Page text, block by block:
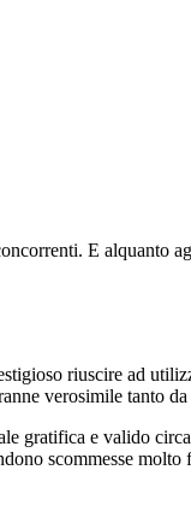
E alquanto
riuscire ad
verosimile tanto
gratifica e valido
scommesse